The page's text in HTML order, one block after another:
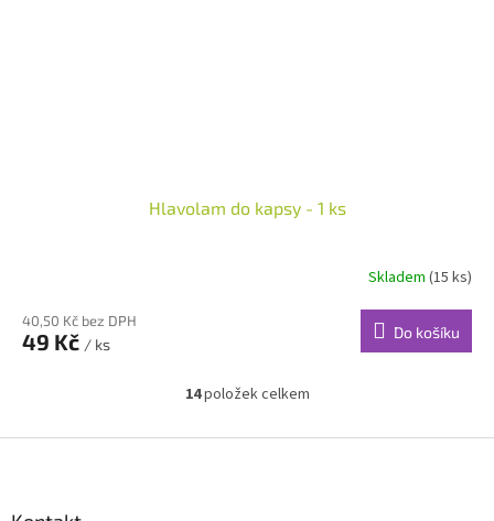
Hlavolam do kapsy - 1 ks
Skladem (15 ks)
40,50 Kč bez DPH
49 Kč / ks
Do košíku
O
l
14položek celkem